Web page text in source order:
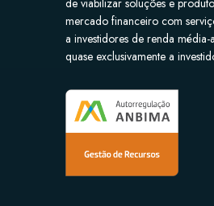
de viabilizar soluções e
mercado financeiro com
a investidores de renda média-
quase exclusivamente a